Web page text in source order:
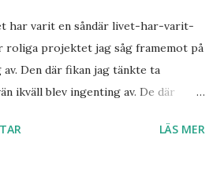
har varit en såndär livet-har-varit-
roliga projektet jag såg framemot på
Den där fikan jag tänkte ta
ikväll blev ingenting av. De där
lunchlöpningen och nästa projekt i
LÄS MER